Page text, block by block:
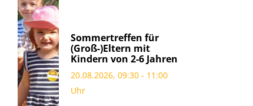
Sommertreffen für
(Groß-)Eltern mit
Kindern von 2-6 Jahren
20.08.2026, 09:30 - 11:00
Uhr